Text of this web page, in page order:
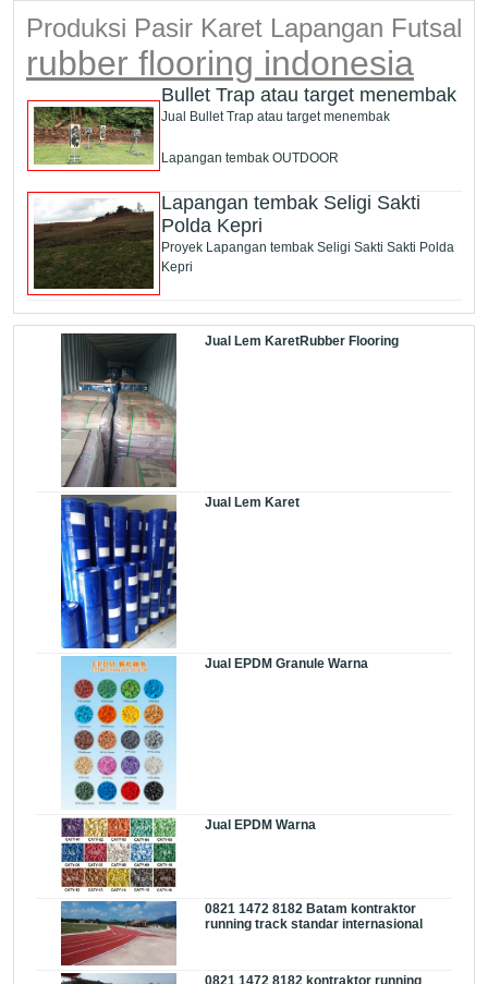
Produksi Pasir Karet Lapangan Futsal
rubber flooring indonesia
Bullet Trap atau target menembak
Jual Bullet Trap atau target menembak
Lapangan tembak OUTDOOR
Lapangan tembak Seligi Sakti
Polda Kepri
Proyek Lapangan tembak Seligi Sakti Sakti Polda
Kepri
Jual Lem KaretRubber Flooring
Jual Lem Karet
Jual EPDM Granule Warna
Jual EPDM Warna
0821 1472 8182 Batam kontraktor
running track standar internasional
0821 1472 8182 kontraktor running